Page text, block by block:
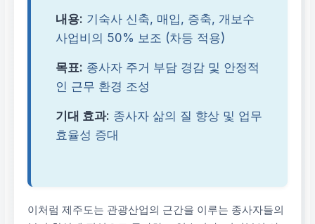
내용: 기숙사 신축, 매입, 증축, 개보수
사업비의 50% 보조 (차등 적용)
목표: 종사자 주거 부담 경감 및 안정적
인 근무 환경 조성
기대 효과: 종사자 삶의 질 향상 및 업무
효율성 증대
이처럼 제주도는 관광산업의 근간을 이루는 종사자들의